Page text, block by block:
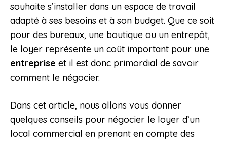
souhaite s’installer dans un espace de travail
adapté à ses besoins et à son budget. Que ce soit
pour des bureaux, une boutique ou un entrepôt,
le loyer représente un coût important pour une
entreprise et il est donc primordial de savoir
comment le négocier.
Dans cet article, nous allons vous donner
quelques conseils pour négocier le loyer d’un
local commercial en prenant en compte des